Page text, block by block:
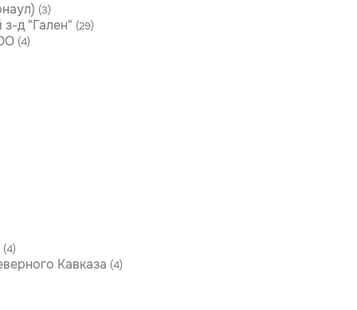
(3)
д "Гален" (29)
(4)
(4)
Кавказа (4)